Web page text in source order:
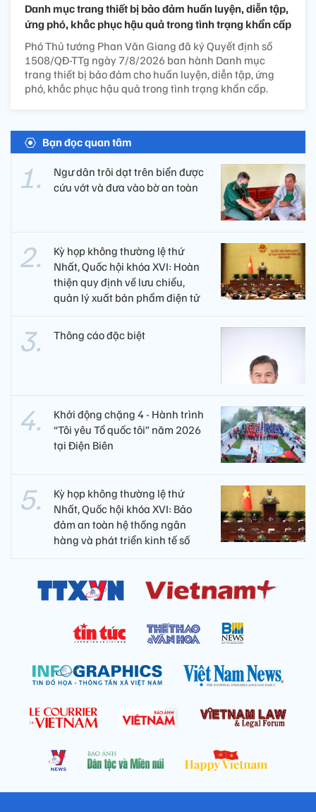
Danh mục trang thiết bị bảo đảm huấn luyện, diễn tập,
ứng phó, khắc phục hậu quả trong tình trạng khẩn cấp
Phó Thủ tướng Phan Văn Giang đã ký Quyết định số
1508/QĐ-TTg ngày 7/8/2026 ban hành Danh mục
trang thiết bị bảo đảm cho huấn luyện, diễn tập, ứng
phó, khắc phục hậu quả trong tình trạng khẩn cấp.
Bạn đọc quan tâm
Ngư dân trôi dạt trên biển được
cứu vớt và đưa vào bờ an toàn
Kỳ họp không thường lệ thứ
Nhất, Quốc hội khóa XVI: Hoàn
thiện quy định về lưu chiểu,
quản lý xuất bản phẩm điện tử
Thông cáo đặc biệt
Khởi động chặng 4 - Hành trình
“Tôi yêu Tổ quốc tôi” năm 2026
tại Điện Biên
Kỳ họp không thường lệ thứ
Nhất, Quốc hội khóa XVI: Bảo
đảm an toàn hệ thống ngân
hàng và phát triển kinh tế số